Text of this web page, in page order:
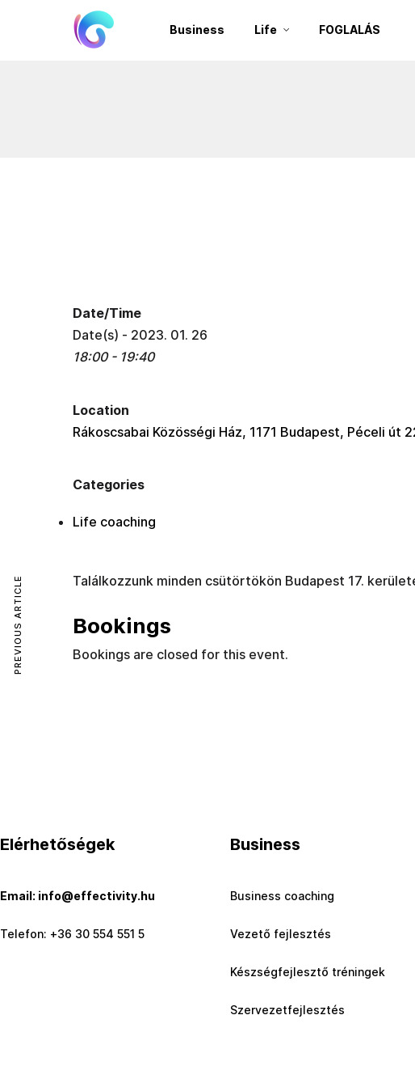
Business Life FOGLALÁS
Date/Time
Date(s) - 2023. 01. 26
18:00 - 19:40
Location
Rákoscsabai Közösségi Ház, 1171 Budapest, Péceli út
Categories
Life coaching
Találkozzunk minden csütörtökön Budapest 17.
Bookings
Bookings are closed for this event.
PREVIOUS ARTICLE
Elérhetőségek
Email: info@effectivity.hu
Telefon: +36 30 554 551 5
Business
Business coaching
Vezető fejlesztés
Készségfejlesztő tréningek
Szervezetfejlesztés